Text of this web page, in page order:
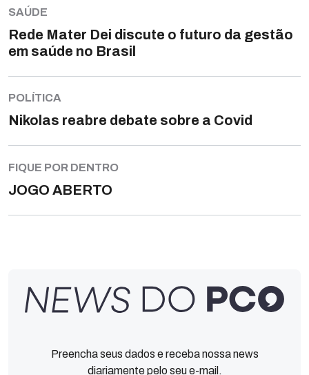
SAÚDE
Rede Mater Dei discute o futuro da gestão
em saúde no Brasil
POLÍTICA
Nikolas reabre debate sobre a Covid
FIQUE POR DENTRO
JOGO ABERTO
Preencha seus dados e receba nossa news
diariamente pelo seu e-mail.